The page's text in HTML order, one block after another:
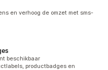
en verhoog de omzet met sms-
beschikbaar
productbadges en